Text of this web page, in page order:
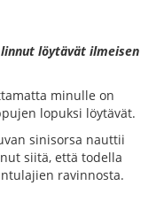
löytävät ilmeisen
minulle on
lopuksi löytävät.
sinisorsa nauttii
siitä, että todella
ravinnosta.